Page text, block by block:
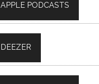
APPLE PODCASTS
DEEZER